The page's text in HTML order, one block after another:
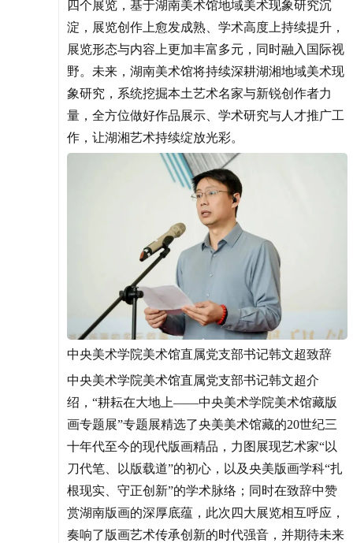
四个展览，基于湖南美术馆地域美术现象研究沉
淀，展览创作上愈发成熟、学术高度上持续提升，
展览形态与内容上更加丰富多元，同时融入国际视
野。未来，湖南美术馆将持续深耕湖湘地域美术现
象研究，系统挖掘本土艺术名家与新锐创作者力
量，全方位做好作品展示、学术研究与人才推广工
作，让湖湘艺术持续绽放光彩。
中央美术学院美术馆直属党支部书记韩文超致辞
中央美术学院美术馆直属党支部书记韩文超介
绍，“耕耘在大地上——中央美术学院美术馆藏版
画专题展”专题展精选了央美美术馆藏的20世纪三
十年代至今的现代版画精品，力图展现艺术家“以
刀代笔、以版载道”的初心，以及央美版画学科“扎
根现实、守正创新”的学术脉络；同时在致辞中赞
赏湖南版画的深厚底蕴，此次四大展览相互呼应，
奏响了版画艺术传承创新的时代强音，并期待未来